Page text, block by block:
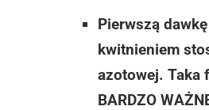
Pierwszą
kwitnieniem
azotowej. Taka
BARDZO